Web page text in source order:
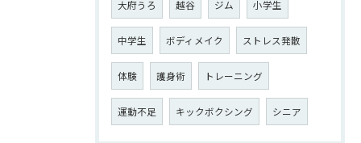
大府うろ 越谷 ジム 小学生
中学生 ボディメイク ストレス発散
体験 護身術 トレーニング
運動不足 キックボクシング シニア